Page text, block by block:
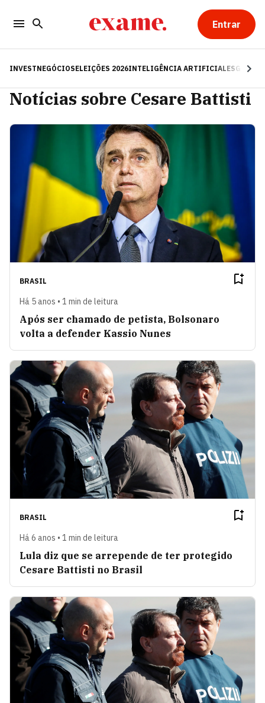
Entrar
INVESTNEGÓCIOSELEIÇÕES 2026INTELIGÊNCIA ARTIFICIALESG
Notícias sobre Cesare Battisti
BRASIL
Há 5 anos • 1 min de leitura
Após ser chamado de petista, Bolsonaro
volta a defender Kassio Nunes
BRASIL
Há 6 anos • 1 min de leitura
Lula diz que se arrepende de ter protegido
Cesare Battisti no Brasil